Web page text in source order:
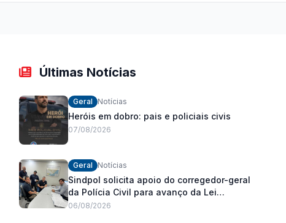
Últimas Notícias
Geral Notícias
Heróis em dobro: pais e policiais civis
07/08/2026
Geral Notícias
Sindpol solicita apoio do corregedor-geral
da Polícia Civil para avanço da Lei
Orgânica Estadual
06/08/2026